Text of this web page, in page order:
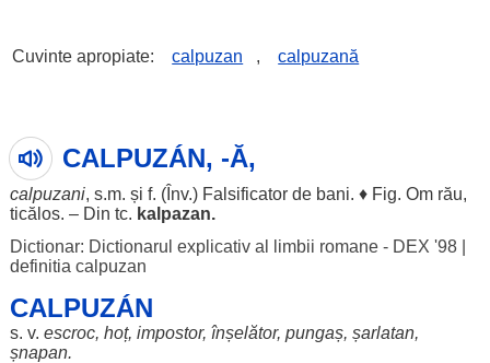
Cuvinte apropiate: calpuzan , calpuzană
CALPUZÁN, -Ă,
calpuzani, s.m. și f. (Înv.) Falsificatorde bani. ♦ Fig. Om rău,
ticălos. – Din tc. kalpazan.
Dictionar: Dictionarul explicativ al limbii romane - DEX '98|
definitia calpuzan
CALPUZÁN
s. v. escroc, hoț, impostor, înșelător, pungaș, șarlatan,
șnapan.